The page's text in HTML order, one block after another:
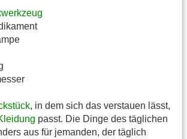
, in dem sich das verstauen lässt,
passt. Die Dinge des täglichen
aus für jemanden, der täglich